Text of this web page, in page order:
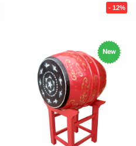
- 12%
New